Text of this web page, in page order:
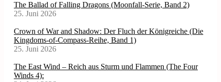
The Ballad of Falling Dragons (Moonfall-Serie, Band 2)
25. Juni 2026
Crown of War and Shadow: Der Fluch der Königreiche (Die
Kingdoms-of-Compass-Reihe, Band 1)
25. Juni 2026
The East Wind – Reich aus Sturm und Flammen (The Four
Winds 4):